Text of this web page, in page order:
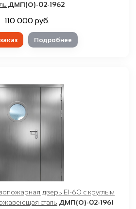
ДМП(О)-02-1962
110 000 руб.
Подробнее
дверь EI-60 с круглым
сталь ДМП(О)-02-1961